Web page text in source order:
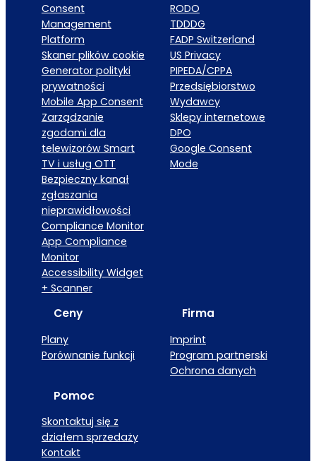
Consent
Management
Platform
Skaner plików cookie
Generator polityki
prywatności
Mobile App Consent
Zarządzanie
zgodami dla
telewizorów Smart
TV i usług OTT
Bezpieczny kanał
zgłaszania
nieprawidłowości
Compliance Monitor
App Compliance
Monitor
Accessibility Widget
+ Scanner
RODO
TDDDG
FADP Switzerland
US Privacy
PIPEDA/CPPA
Przedsiębiorstwo
Wydawcy
Sklepy internetowe
DPO
Google Consent
Mode
Ceny
Plany
Porównanie funkcji
Firma
Imprint
Program partnerski
Ochrona danych
Pomoc
Skontaktuj się z
działem sprzedaży
Kontakt